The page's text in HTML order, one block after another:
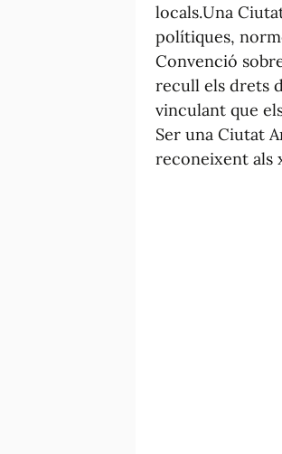
locals.Una
polítiques,
Convenció
recull els drets
vinculant que
Ser una Ciutat
reconeixent als